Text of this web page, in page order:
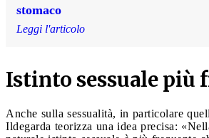
stomaco
Leggi l'articolo
Istinto sessuale più
Anche sulla sessualità, in particolare
Ildegarda teorizza una idea precisa: